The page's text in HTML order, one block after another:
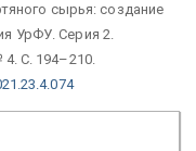
сырья: создание
УрФУ. Серия 2.
4. С. 194–210.